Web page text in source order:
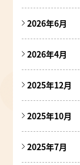
2026年6月
2026年4月
2025年12月
2025年10月
2025年7月